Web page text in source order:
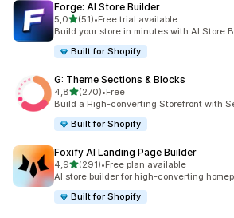
Forge: AI Store Builder
5,0z 5 hvězd
(51)
Celkový počet recenzí: 51
•Free trial available
Build your store in minutes with AI Store
Built for Shopify
G: Theme Sections & Blocks
4,8z 5 hvězd
(270)
Celkový počet recenzí: 270
•Free
Build a High-converting Storefront with
Built for Shopify
Foxify AI Landing Page Builder
4,9z 5 hvězd
(291)
Celkový počet recenzí: 291
•Free plan available
AI store builder for high-converting
Built for Shopify